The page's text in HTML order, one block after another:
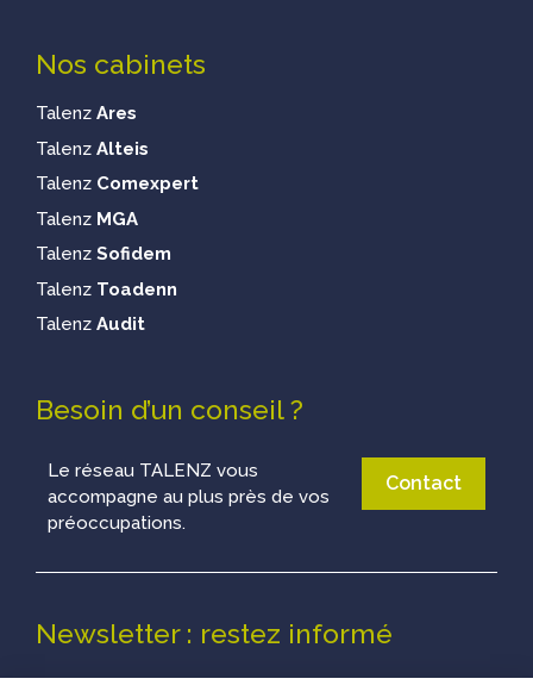
Nos cabinets
Talenz Ares
Talenz Alteis
Talenz Comexpert
Talenz MGA
Talenz Sofidem
Talenz Toadenn
Talenz Audit
Besoin d’un conseil ?
Le réseau TALENZ vous
accompagne au plus près de vos
préoccupations.
Contact
Newsletter : restez informé